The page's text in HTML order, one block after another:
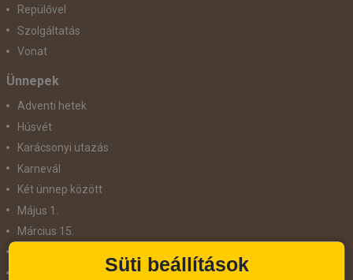
Repülővel
Szolgáltatás
Vonat
Ünnepek
Adventi hetek
Húsvét
Karácsonyi utazás
Karnevál
Két ünnep között
Május 1.
Március 15.
Süti beállítások